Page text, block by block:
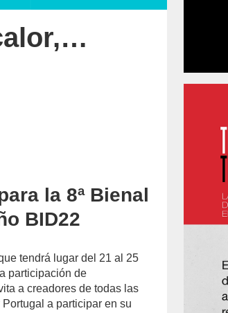
la 8ª Bienal
BID22
tendrá lugar del 21 al 25
participación de
a creadores de todas las
a participar en su